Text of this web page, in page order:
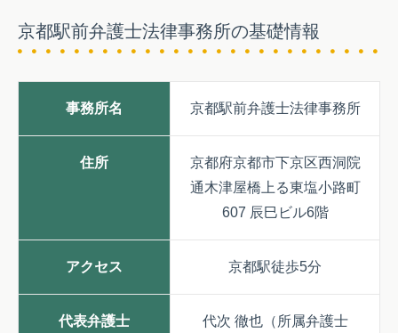
京都駅前弁護士法律事務所の基礎情報
事務所名 京都駅前弁護士法律事務所
住所
京都府京都市下京区西洞院
通木津屋橋上る東塩小路町
607 辰巳ビル6階
アクセス 京都駅徒歩5分
代表弁護士
代次 徹也（所属弁護士